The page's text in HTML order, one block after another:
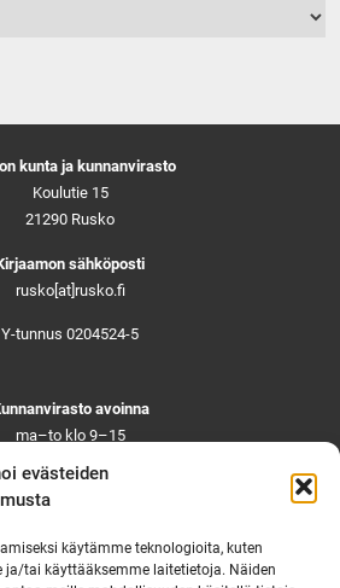
evästeiden
käytämme teknologioita, kuten
ja/tai käyttääksemme laitetietoja. Näiden
kunta ja kunnanvirasto
Koulutie 15
21290 Rusko
sähköposti
rusko[at]rusko.fi
Y-tunnus 0204524-5
avoinna
ma–to klo 9–15
pe ja aattoina klo 9–14